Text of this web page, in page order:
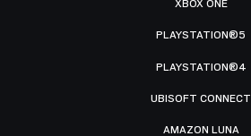
XBOX ONE
PLAYSTATION®5
PLAYSTATION®4
UBISOFT CONNECT
AMAZON LUNA